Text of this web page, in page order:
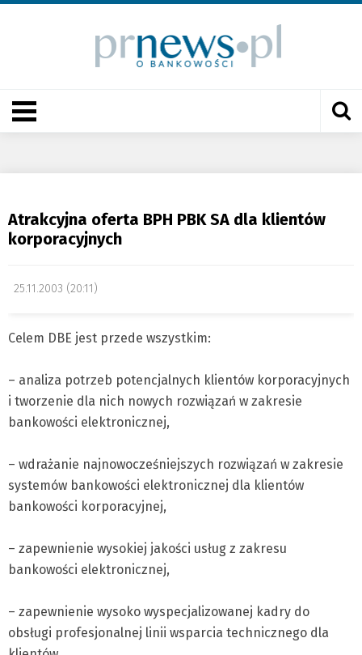
Atrakcyjna oferta BPH PBK SA dla klientów
korporacyjnych
25.11.2003 (20:11)
Celem DBE jest przede wszystkim:
– analiza potrzeb potencjalnych klientów korporacyjnych
i tworzenie dla nich nowych rozwiązań w zakresie
bankowości elektronicznej,
– wdrażanie najnowocześniejszych rozwiązań w zakresie
systemów bankowości elektronicznej dla klientów
bankowości korporacyjnej,
– zapewnienie wysokiej jakości usług z zakresu
bankowości elektronicznej,
– zapewnienie wysoko wyspecjalizowanej kadry do
obsługi profesjonalnej linii wsparcia technicznego dla